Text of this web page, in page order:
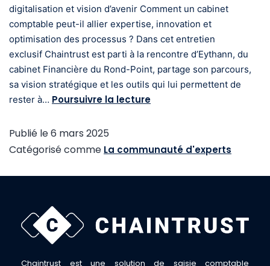
digitalisation et vision d’avenir Comment un cabinet
comptable peut-il allier expertise, innovation et
optimisation des processus ? Dans cet entretien
exclusif Chaintrust est parti à la rencontre d’Eythann, du
cabinet Financière du Rond-Point, partage son parcours,
sa vision stratégique et les outils qui lui permettent de
rester à… Poursuivre la lecture
Publié le6 mars 2025
Catégorisé comme La communauté d'experts
Chaintrust est une solution de saisie comptable